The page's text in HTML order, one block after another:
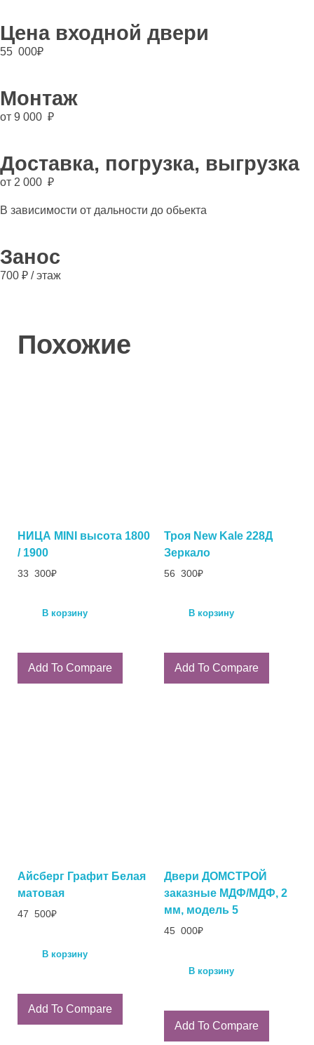
Цена входной двери
55 000₽
Монтаж
от 9 000 ₽
Доставка, погрузка, выгрузка
от 2 000 ₽
В зависимости от дальности до обьекта
Занос
700 ₽ / этаж
Похожие
НИЦА MINI высота 1800
/ 1900
33 300₽
В корзину
Add To Compare
Троя New Kale 228Д
Зеркало
56 300₽
В корзину
Add To Compare
Айсберг Графит Белая
матовая
47 500₽
В корзину
Add To Compare
Двери ДОМСТРОЙ
заказные МДФ/МДФ, 2
мм, модель 5
45 000₽
В корзину
Add To Compare